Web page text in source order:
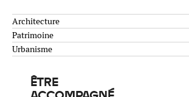
Architecture
Patrimoine
Urbanisme
ÊTRE